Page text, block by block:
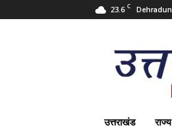
23.6 C Dehradun
उत्तराखंड राज्य